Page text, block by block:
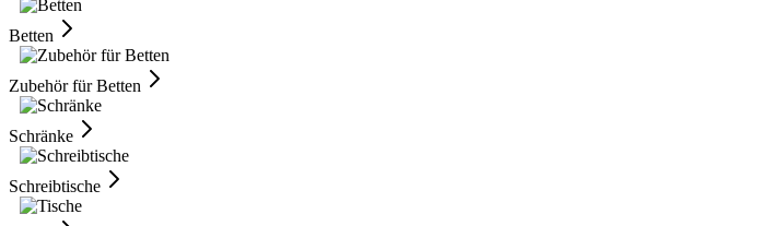
Betten
Zubehör für Betten
Schränke
Schreibtische